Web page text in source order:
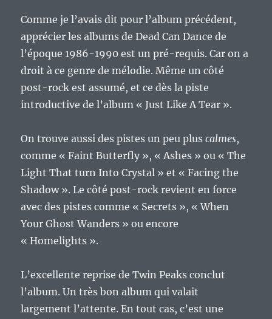
Comme je l’avais dit pour l’album précédent,
apprécier les albums de Dead Can Dance de
l’époque 1986-1990 est un pré-requis. Car on a
droit à ce genre de mélodie. Même un côté
post-rock est assumé, et ce dès la piste
introductive de l’album « Just Like A Tear ».
On trouve aussi des pistes un peu pluscalmes,
comme « Faint Butterfly », « Ashes » ou « The
Light That turn Into Crystal » et « Facing the
Shadow ». Le côté post-rock revient en force
avec des pistes comme « Secrets », « When
Your Ghost Wanders » ou encore
« Homelights ».
L’excellente reprise de Twin Peaks conclut
l’album. Un très bon album qui valait
largement l’attente. En tout cas, c’est une